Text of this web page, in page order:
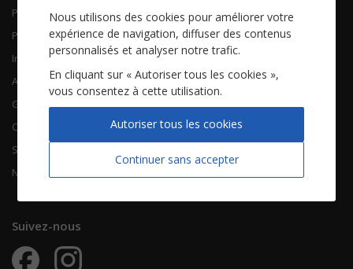
Piano Chant
Piano Solo
Instruments solistes
Accordéon
Guitare
Chorales
Songbooks
Nouvelles partitions
Contactez-nous
Qui sommes-nous
FAQ
À propos
CGV
Mentions légales
Vie privée
Suivez-nous
Nous utilisons des cookies pour améliorer votre
expérience de navigation, diffuser des contenus
personnalisés et analyser notre trafic.
En cliquant sur « Autoriser tous les cookies »,
vous consentez à cette utilisation.
Continuer sans accepter
Autoriser tous les cookies